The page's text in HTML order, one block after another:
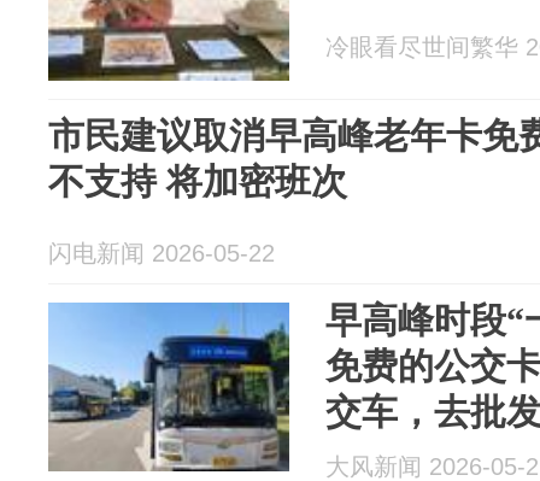
冷眼看尽世间繁华
市民建议取消早高峰老年卡免
不支持 将加密班次
闪电新闻 2026-05-22
早高峰时段“
免费的公交
交车，去批
市民建议取
大风新闻 2026-05-